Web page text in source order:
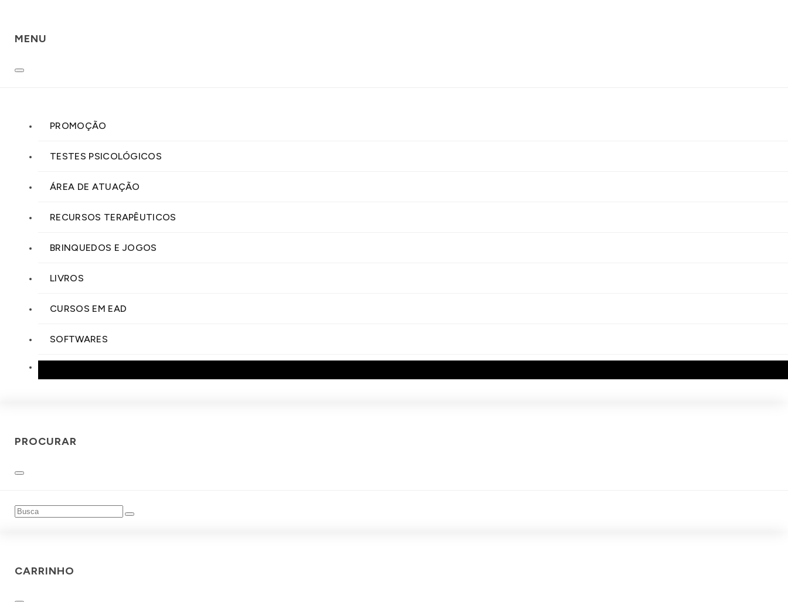
MENU
PROMOÇÃO
TESTES PSICOLÓGICOS
ÁREA DE ATUAÇÃO
RECURSOS TERAPÊUTICOS
BRINQUEDOS E JOGOS
LIVROS
CURSOS EM EAD
SOFTWARES
PROCURAR
CARRINHO